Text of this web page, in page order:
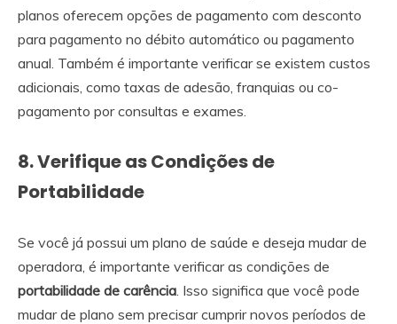
planos oferecem opções de pagamento com desconto
para pagamento no débito automático ou pagamento
anual. Também é importante verificar se existem custos
adicionais, como taxas de adesão, franquias ou co-
pagamento por consultas e exames.
8. Verifique as Condições de
Portabilidade
Se você já possui um plano de saúde e deseja mudar de
operadora, é importante verificar as condições de
portabilidade de carência . Isso significa que você pode
mudar de plano sem precisar cumprir novos períodos de